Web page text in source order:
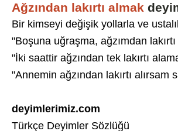
Ağzından lakırtı almak
Bir kimseyi değişik yollarla ve
"Boşuna uğraşma, ağzımdan
"İki saattir ağzından tek lakırtı
"Annemin ağzından lakırtı alırsam
deyimlerimiz.com
Türkçe Deyimler Sözlüğü